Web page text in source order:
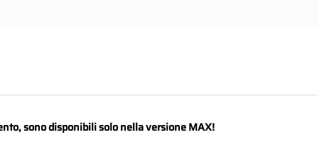
sono disponibili solo nella versione MAX!